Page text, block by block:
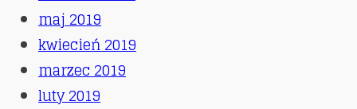
maj 2019
kwiecień 2019
marzec 2019
luty 2019